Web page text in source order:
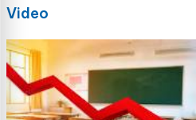
Video